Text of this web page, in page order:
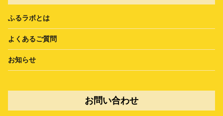
ふるラボとは
よくあるご質問
お知らせ
お問い合わせ